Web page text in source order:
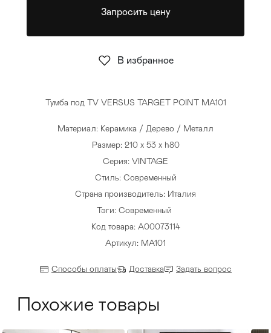
Тумба под TV VERSUS TARGET POINT MA101
Материал: Керамика / Дерево / Металл
Размер: 210 x 53 x h80
Серия: VINTAGE
Стиль: Современный
Страна производитель: Италия
Тэги: Современный
Код товара: A00073114
Артикул: MA101
Способы оплаты Доставка Задать вопрос
Запросить цену
В избранное
Похожие товары